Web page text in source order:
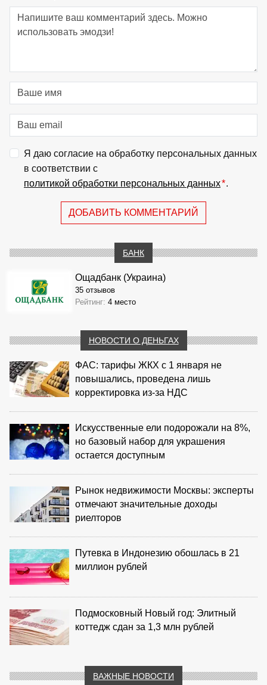
Я даю согласие на обработку персональных данных
в соответствии с
политикой обработки персональных данных*.
ДОБАВИТЬ КОММЕНТАРИЙ
БАНК
Ощадбанк (Украина)
35 отзывов
Рейтинг: 4 место
НОВОСТИ О ДЕНЬГАХ
ФАС: тарифы ЖКХ с 1 января не
повышались, проведена лишь
корректировка из‑за НДС
Искусственные ели подорожали на 8%,
но базовый набор для украшения
остается доступным
Рынок недвижимости Москвы: эксперты
отмечают значительные доходы
риелторов
Путевка в Индонезию обошлась в 21
миллион рублей
Подмосковный Новый год: Элитный
коттедж сдан за 1,3 млн рублей
ВАЖНЫЕ НОВОСТИ